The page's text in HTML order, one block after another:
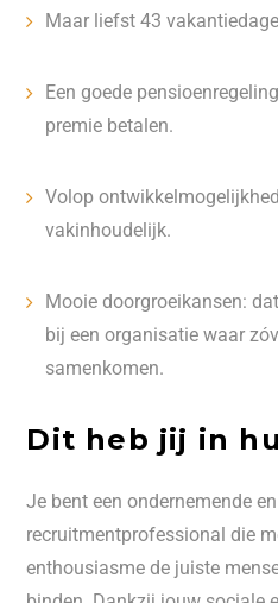
Maar liefst 43
Een goede
premie betalen.
Volop
vakinhoudelijk.
Mooie doorgroeikansen:
bij een organisatie waar
samenkomen.
Dit heb jij in
Je bent een ondernemende
recruitmentprofessional die
enthousiasme de juiste